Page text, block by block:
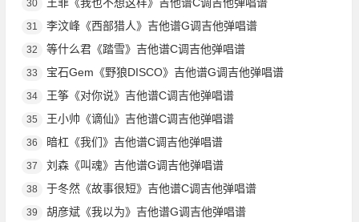
30
31 李汶峰《西部猎人》吉他谱G调吉他弹唱谱
32 等什么君《踏雪》吉他谱C调吉他弹唱谱
33 宝石Gem《野狼DISCO》吉他谱G调吉他弹唱谱
34 王筝《对你说》吉他谱C调吉他弹唱谱
35 王小帅《谪仙》吉他谱C调吉他弹唱谱
36 暗杠《我们》吉他谱C调吉他弹唱谱
37 刘森《叫魂》吉他谱G调吉他弹唱谱
38 于冬然《故事很短》吉他谱C调吉他弹唱谱
39 胡彦斌《我以为》吉他谱G调吉他弹唱谱